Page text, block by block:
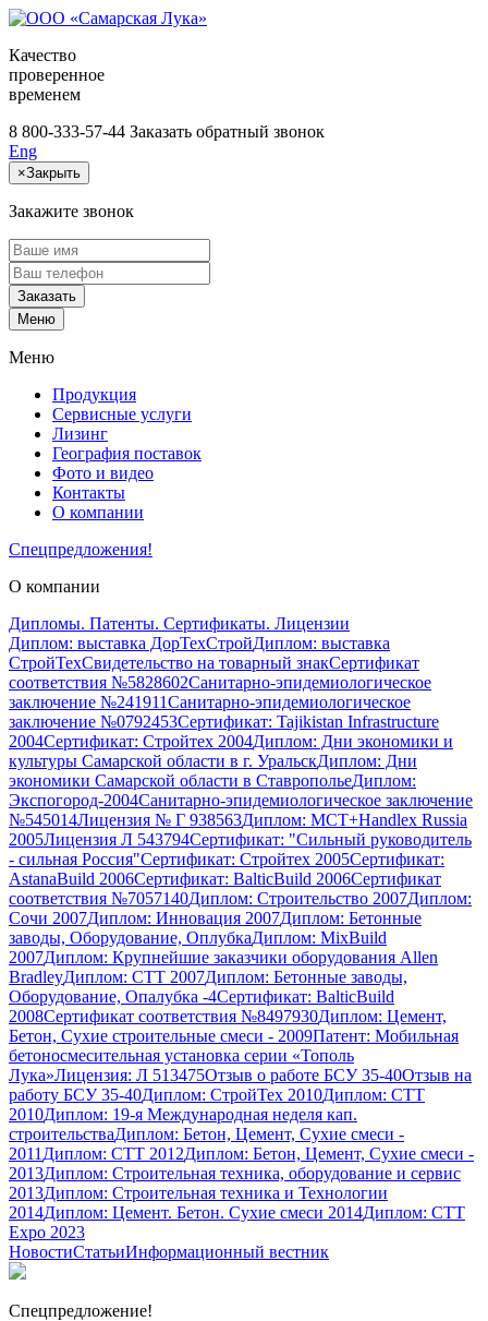
Качество
проверенное
временем
8 800-333-57-44 Заказать обратный звонок
Eng
×Закрыть
Закажите звонок
Заказать
Меню
Меню
Продукция
Сервисные услуги
Лизинг
География поставок
Фото и видео
Контакты
О компании
Спецпредложения!
О компании
Дипломы. Патенты. Сертификаты. Лицензии
Диплом: выставка ДорТехСтройДиплом: выставка
СтройТехСвидетельство на товарный знакСертификат
соответствия №5828602Санитарно-эпидемиологическое
заключение №241911Санитарно-эпидемиологическое
заключение №0792453Сертификат: Tajikistan Infrastructure
2004Сертификат: Стройтех 2004Диплом: Дни экономики и
культуры Самарской области в г. УральскДиплом: Дни
экономики Самарской области в СтавропольеДиплом:
Экспогород-2004Санитарно-эпидемиологическое заключение
№545014Лицензия № Г 938563Диплом: MCT+Handlex Russia
2005Лицензия Л 543794Сертификат: "Сильный руководитель
- сильная Россия"Сертификат: Стройтех 2005Сертификат:
AstanaBuild 2006Сертификат: BalticBuild 2006Сертификат
соответствия №7057140Диплом: Строительство 2007Диплом:
Сочи 2007Диплом: Инновация 2007Диплом: Бетонные
заводы, Оборудование, ОплубкаДиплом: MixBuild
2007Диплом: Крупнейшие заказчики оборудования Allen
BradleyДиплом: CТТ 2007Диплом: Бетонные заводы,
Оборудование, Опалубка -4Сертификат: BalticBuild
2008Сертификат соответствия №8497930Диплом: Цемент,
Бетон, Сухие строительные смеси - 2009Патент: Мобильная
бетоносмесительная установка серии «Тополь
Лука»Лицензия: Л 513475Отзыв о работе БСУ 35-40Отзыв на
работу БСУ 35-40Диплом: СтройТех 2010Диплом: СТТ
2010Диплом: 19-я Международная неделя кап.
строительстваДиплом: Бетон, Цемент, Сухие смеси -
2011 Диплом: СТТ 2012Диплом: Бетон, Цемент, Сухие смеси -
2013Диплом: Строительная техника, оборудование и сервис
2013Диплом: Строительная техника и Технологии
2014Диплом: Цемент. Бетон. Сухие смеси 2014Диплом: CТТ
Expo 2023
НовостиСтатьиИнформационный вестник
Спецпредложение!